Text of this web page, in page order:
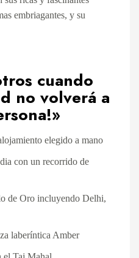
embriagantes, y su
cuando
no volverá a
elegido a mano
con un recorrido de
de Oro incluyendo Delhi,
laberíntica Amber